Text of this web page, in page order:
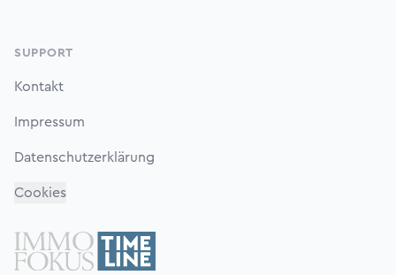
SUPPORT
Kontakt
Impressum
Datenschutzerklärung
Cookies